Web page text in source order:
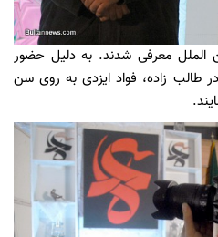
الملل معرفی شدند. به دلیل حضور
طالب زاده، فواد ایزدی به روی سن